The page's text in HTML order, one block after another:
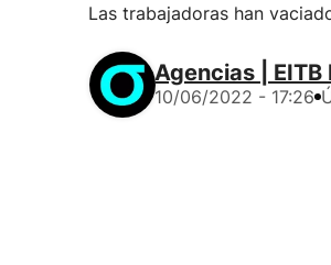
Las trabajadoras han
Agencias | EITB
10/06/2022 - 17:26